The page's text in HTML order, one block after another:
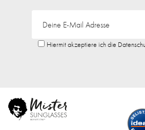
Hiermit akzeptiere ich die